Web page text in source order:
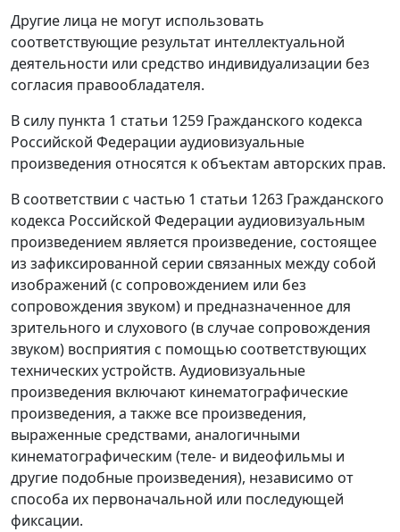
Другие лица не могут использовать
соответствующие результат интеллектуальной
деятельности или средство индивидуализации без
согласия правообладателя.
В силу пункта 1 статьи 1259 Гражданского кодекса
Российской Федерации аудиовизуальные
произведения относятся к объектам авторских прав.
В соответствии с частью 1 статьи 1263 Гражданского
кодекса Российской Федерации аудиовизуальным
произведением является произведение, состоящее
из зафиксированной серии связанных между собой
изображений (с сопровождением или без
сопровождения звуком) и предназначенное для
зрительного и слухового (в случае сопровождения
звуком) восприятия с помощью соответствующих
технических устройств. Аудиовизуальные
произведения включают кинематографические
произведения, а также все произведения,
выраженные средствами, аналогичными
кинематографическим (теле- и видеофильмы и
другие подобные произведения), независимо от
способа их первоначальной или последующей
фиксации.